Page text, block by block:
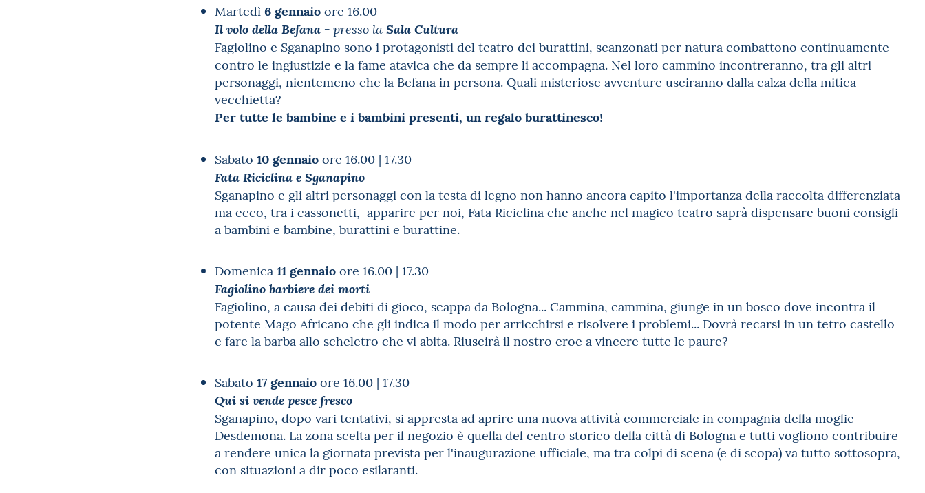
Martedì 6 gennaio ore 16.00
Il volo della Befana - presso la Sala Cultura
Fagiolino e Sganapino sono i protagonisti del teatro dei burattini, scanzonati per natura combattono continuamente
contro le ingiustizie e la fame atavica che da sempre li accompagna. Nel loro cammino incontreranno, tra gli altri
personaggi, nientemeno che la Befana in persona. Quali misteriose avventure usciranno dalla calza della mitica
vecchietta?
Per tutte le bambine e i bambini presenti, un regalo burattinesco!
Sabato 10 gennaio ore 16.00 | 17.30
Fata Riciclina e Sganapino
Sganapino e gli altri personaggi con la testa di legno non hanno ancora capito l'importanza della raccolta differenziata
ma ecco, tra i cassonetti, apparire per noi, Fata Riciclina che anche nel magico teatro saprà dispensare buoni consigli
a bambini e bambine, burattini e burattine.
Domenica 11 gennaio ore 16.00 | 17.30
Fagiolino barbiere dei morti
Fagiolino, a causa dei debiti di gioco, scappa da Bologna... Cammina, cammina, giunge in un bosco dove incontra il
potente Mago Africano che gli indica il modo per arricchirsi e risolvere i problemi... Dovrà recarsi in un tetro castello
e fare la barba allo scheletro che vi abita. Riuscirà il nostro eroe a vincere tutte le paure?
Sabato 17 gennaio ore 16.00 | 17.30
Qui si vende pesce fresco
Sganapino, dopo vari tentativi, si appresta ad aprire una nuova attività commerciale in compagnia della moglie
Desdemona. La zona scelta per il negozio è quella del centro storico della città di Bologna e tutti vogliono contribuire
a rendere unica la giornata prevista per l'inaugurazione ufficiale, ma tra colpi di scena (e di scopa) va tutto sottosopra,
con situazioni a dir poco esilaranti.